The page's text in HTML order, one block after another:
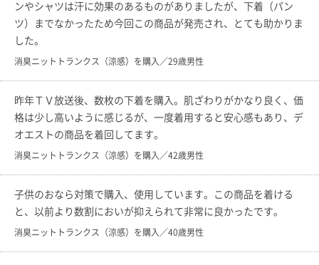
ンやシャツは汗に効果のあるものがありましたが、下着（パン
ツ）までなかったため今回この商品が発売され、とても助かりま
した。
消臭ニットトランクス（涼感）を購入／29歳男性
昨年ＴＶ放送後、数枚の下着を購入。肌ざわりがかなり良く、価
格は少し高いように感じるが、一度着用すると安心感もあり、デ
オエストの商品を着回してます。
消臭ニットトランクス（涼感）を購入／42歳男性
子供のおなら対策で購入、使用しています。この商品を着ける
と、以前より数割においが抑えられて非常に良かったです。
消臭ニットトランクス（涼感）を購入／40歳男性